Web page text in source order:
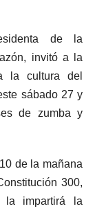
de la
invitó a la
la cultura del
sábado 27 y
de zumba y
de la mañana
300,
la impartirá la